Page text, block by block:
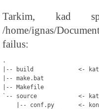
Tarkim, kad
/home/ignas/
failus:
.
|-- build             <-
|-- make.bat
|-- Makefile
`-- source            <-
|-- conf.py       <-